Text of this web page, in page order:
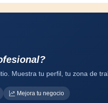
Muestra tu perfil, tu zona de
Mejora tu negocio